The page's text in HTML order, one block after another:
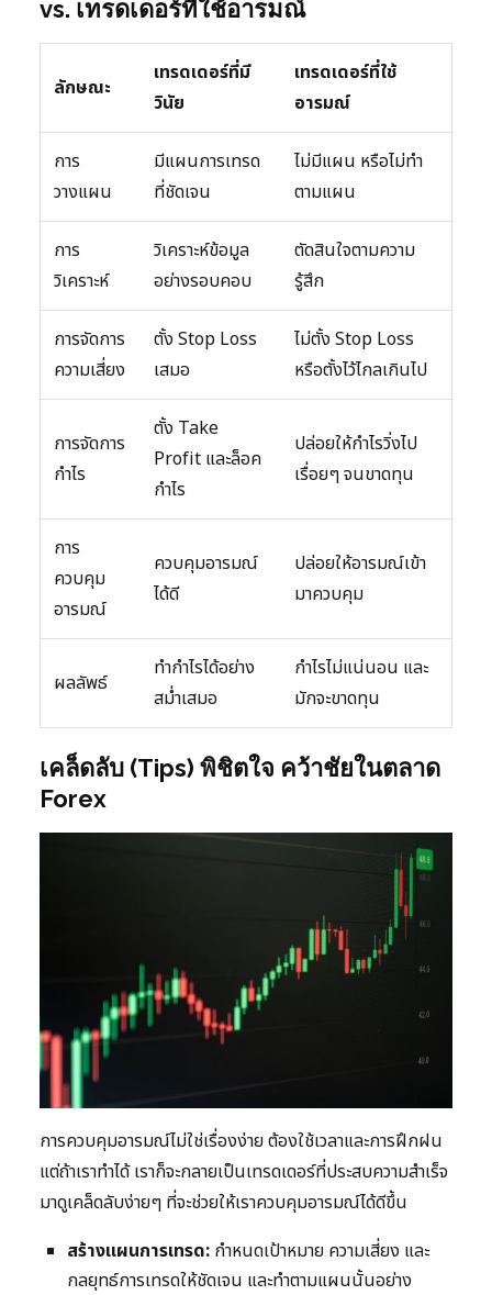
vs. เทรดเดอร์ที่ใช้อารมณ์
ลักษณะ
เทรดเดอร์ที่มี
วินัย
เทรดเดอร์ที่ใช้
อารมณ์
การ
วางแผน
มีแผนการเทรด
ที่ชัดเจน
ไม่มีแผน หรือไม่ทำ
ตามแผน
การ
วิเคราะห์
วิเคราะห์ข้อมูล
อย่างรอบคอบ
ตัดสินใจตามความ
รู้สึก
การจัดการ
ความเสี่ยง
ตั้ง Stop Loss
เสมอ
ไม่ตั้ง Stop Loss
หรือตั้งไว้ไกลเกินไป
การจัดการ
กำไร
ตั้ง Take
Profit และล็อค
กำไร
ปล่อยให้กำไรวิ่งไป
เรื่อยๆ จนขาดทุน
การ
ควบคุม
อารมณ์
ควบคุมอารมณ์
ได้ดี
ปล่อยให้อารมณ์เข้า
มาควบคุม
ผลลัพธ์
ทำกำไรได้อย่าง
สม่ำเสมอ
กำไรไม่แน่นอน และ
มักจะขาดทุน
เคล็ดลับ (Tips) พิชิตใจ คว้าชัยในตลาด
Forex
การควบคุมอารมณ์ไม่ใช่เรื่องง่าย ต้องใช้เวลาและการฝึกฝน
แต่ถ้าเราทำได้ เราก็จะกลายเป็นเทรดเดอร์ที่ประสบความสำเร็จ
มาดูเคล็ดลับง่ายๆ ที่จะช่วยให้เราควบคุมอารมณ์ได้ดีขึ้น
สร้างแผนการเทรด: กำหนดเป้าหมาย ความเสี่ยง และ
กลยุทธ์การเทรดให้ชัดเจน และทำตามแผนนั้นอย่าง